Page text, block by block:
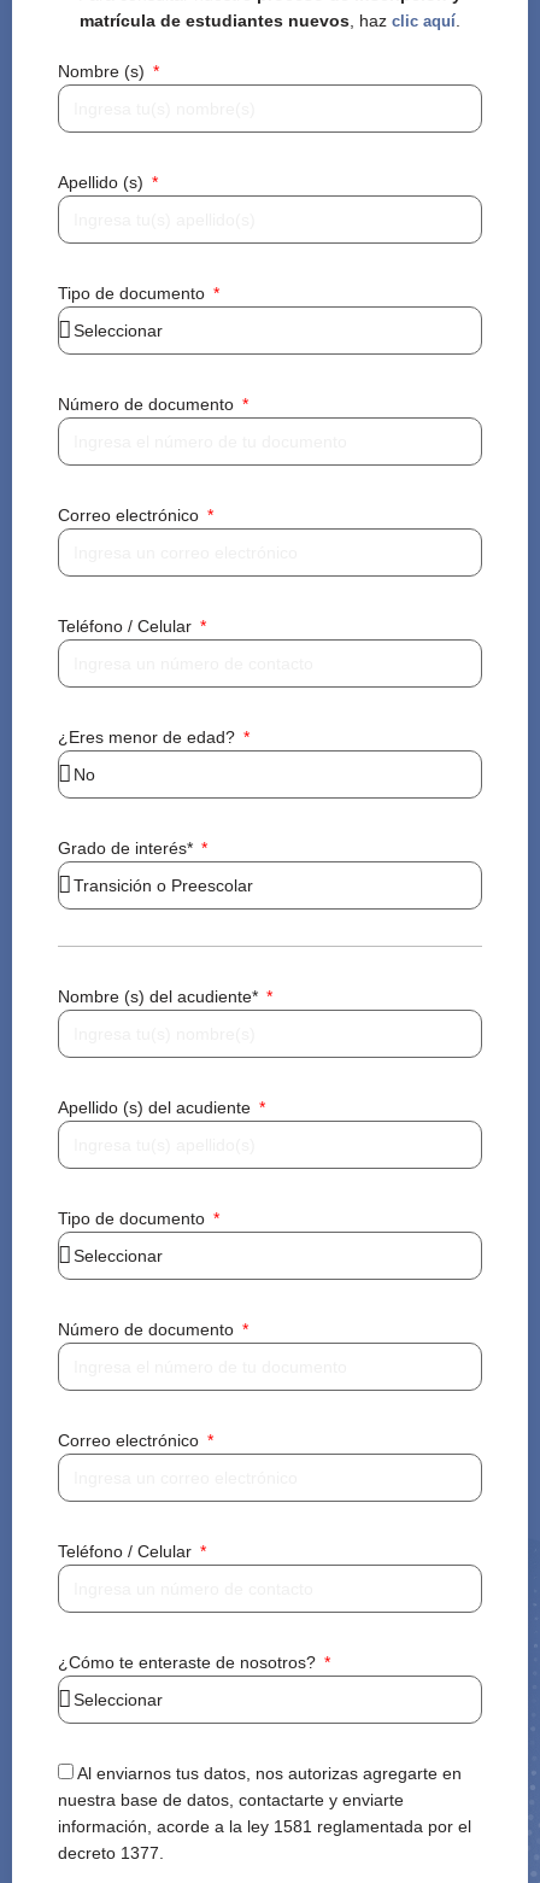
matrícula de estudiantes nuevos, haz clic aquí.
Nombre (s)
Apellido (s)
Tipo de documento
Número de documento
Correo electrónico
Teléfono / Celular
¿Eres menor de edad?
Grado de interés*
Nombre (s) del acudiente*
Apellido (s) del acudiente
Tipo de documento
Número de documento
Correo electrónico
Teléfono / Celular
¿Cómo te enteraste de nosotros?
Al enviarnos tus datos, nos autorizas agregarte en
nuestra base de datos, contactarte y enviarte
información, acorde a la ley 1581 reglamentada por el
decreto 1377.